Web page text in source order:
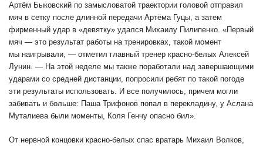
Артём Быковский по замысловатой траектории головой отправил
мяч в сетку после длинной передачи Артёма Гуцы, а затем
фирменный удар в «девятку» удался Михаилу Пилипенко. «Первый
мяч — это результат работы на тренировках, такой момент
мы наигрывали, — отметил главный тренер красно-белых Алексей
Лунин. — На этой неделе мы также поработали над завершающими
ударами со средней дистанции, попросили ребят по такой погоде
эти результаты использовать. И все получилось, причем могли
забивать и больше: Паша Трифонов попал в перекладину, у Аслана
Муталиева были моменты, Коля Генчу опасно бил».
От нервной концовки красно-белых спас вратарь Михаил Волков,